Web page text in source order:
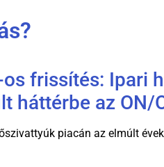
frissítés: Ipari
háttérbe az ON/
piacán az elmúlt